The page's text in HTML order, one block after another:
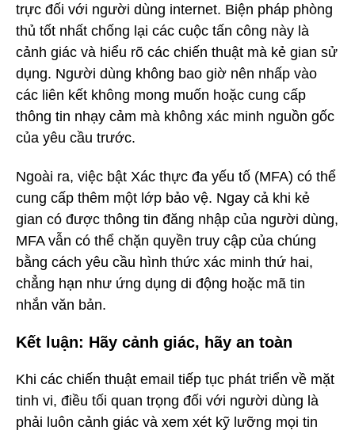
trực đối với người dùng internet. Biện pháp phòng
thủ tốt nhất chống lại các cuộc tấn công này là
cảnh giác và hiểu rõ các chiến thuật mà kẻ gian sử
dụng. Người dùng không bao giờ nên nhấp vào
các liên kết không mong muốn hoặc cung cấp
thông tin nhạy cảm mà không xác minh nguồn gốc
của yêu cầu trước.
Ngoài ra, việc bật Xác thực đa yếu tố (MFA) có thể
cung cấp thêm một lớp bảo vệ. Ngay cả khi kẻ
gian có được thông tin đăng nhập của người dùng,
MFA vẫn có thể chặn quyền truy cập của chúng
bằng cách yêu cầu hình thức xác minh thứ hai,
chẳng hạn như ứng dụng di động hoặc mã tin
nhắn văn bản.
Kết luận: Hãy cảnh giác, hãy an toàn
Khi các chiến thuật email tiếp tục phát triển về mặt
tinh vi, điều tối quan trọng đối với người dùng là
phải luôn cảnh giác và xem xét kỹ lưỡng mọi tin